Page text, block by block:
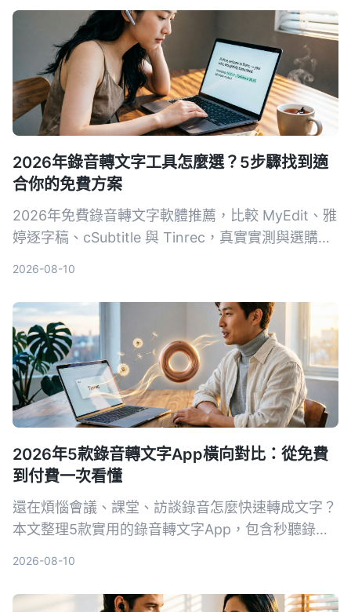
步驟。
2026年錄音轉文字工具怎麼選？5步驟找到適
合你的免費方案
2026年免費錄音轉文字軟體推薦，比較 MyEdit、雅
婷逐字稿、cSubtitle 與 Tinrec，真實實測與選購指
2026-08-10
2026年5款錄音轉文字App橫向對比：從免費
到付費一次看懂
還在煩惱會議、課堂、訪談錄音怎麼快速轉成文字？
本文整理5款實用的錄音轉文字App，包含秒聽錄
2026-08-10